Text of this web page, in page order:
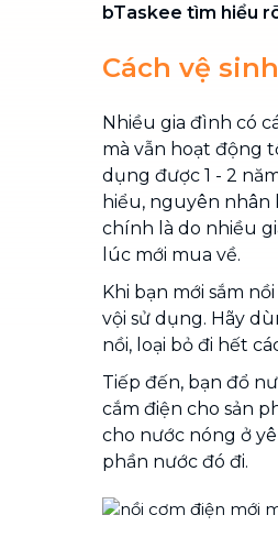
bTaskee tìm hiểu
Cách vệ
Nhiều gia đình có
mà vẫn hoạt động
dụng được 1 - 2
hiểu, nguyên nhân
chính là do nhiều
lúc mới mua về.
Khi bạn mới sắm
vội sử dụng. Hãy
nồi, loại bỏ đi hết
Tiếp đến, bạn đổ
cắm điện cho sản
cho nước nóng ở
phần nước đó đi.